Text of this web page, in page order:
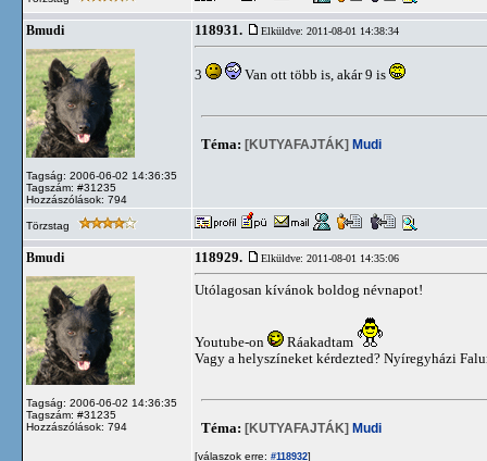
Bmudi
Tagság: 2006-06-02 14:36:35
Tagszám: #31235
Hozzászólások: 794
118931. Elküldve: 2011-08-01 14:38:34
3 Van ott több is, akár 9 is
Téma: [KUTYAFAJTÁK] Mudi
Törzstag
Bmudi
Tagság: 2006-06-02 14:36:35
Tagszám: #31235
Hozzászólások: 794
118929. Elküldve: 2011-08-01 14:35:06
Utólagosan kívánok boldog névnapot!
Youtube-on
Ráakadtam
Vagy a helyszíneket kérdezted? Nyíregyházi
Téma: [KUTYAFAJTÁK] Mudi
[válaszok erre: #118932]